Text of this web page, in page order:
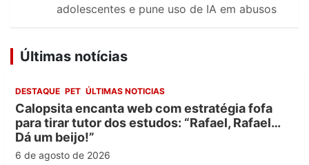
adolescentes e pune uso de IA em abusos
Últimas notícias
DESTAQUE PET ÚLTIMAS NOTICIAS
Calopsita encanta web com estratégia fofa
para tirar tutor dos estudos: “Rafael, Rafael…
Dá um beijo!”
6 de agosto de 2026